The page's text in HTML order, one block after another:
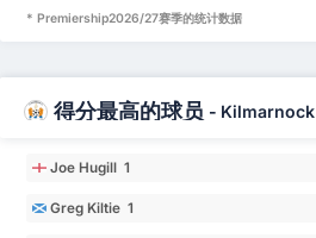
* Premiership2026/27赛季的统计数据
得分最高的球员 - Kilmarnock
Joe Hugill 1
Greg Kiltie 1